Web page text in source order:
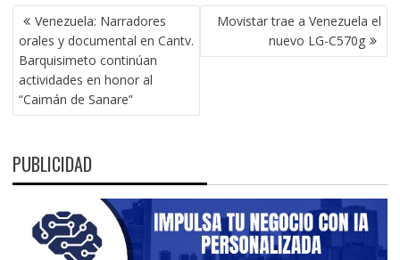
NAVEGACIÓN
DE
ENTRADAS
Venezuela: Narradores
orales y documental en Cantv.
Barquisimeto continúan
actividades en honor al
“Caimán de Sanare”
Movistar trae a Venezuela el
nuevo LG-C570g
PUBLICIDAD